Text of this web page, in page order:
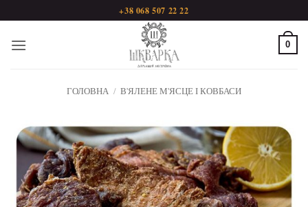
+38 068 507 22 22
0
ГОЛОВНА / В'ЯЛЕНЕ М'ЯСЦЕ І КОВБАСИ